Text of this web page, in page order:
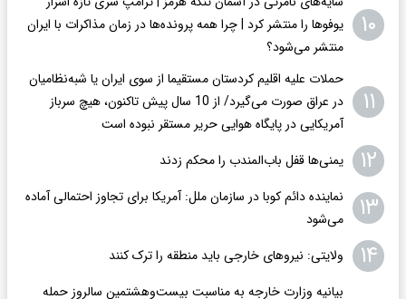
۱۰
یوفوها را منتشر کرد | چرا همه پرونده‌ها در زمان مذاکرات با ایران
منتشر می‌شود؟
۱۱
حملات علیه اقلیم کردستان مستقیما از سوی ایران یا شبه‌نظامیان
در عراق صورت می‌گیرد/ از 10 سال پیش تاکنون، هیچ سرباز
آمریکایی در پایگاه هوایی حریر مستقر نبوده است
۱۲ یمنی‌ها قفل باب‌المندب را محکم زدند
۱۳
نماینده دائم کوبا در سازمان ملل: آمریکا برای تجاوز احتمالی آماده
می‌شود
۱۴ ولایتی: نیروهای خارجی باید منطقه را ترک کنند
بیانیه وزارت خارجه به مناسبت بیست‌وهشتمین سالروز حمله